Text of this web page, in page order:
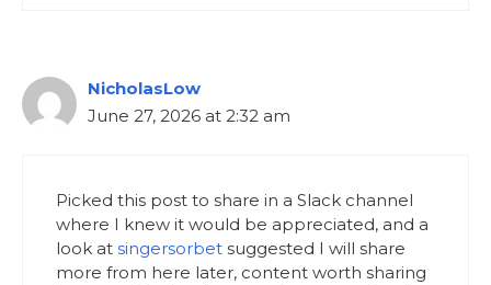
NicholasLow
June 27, 2026 at 2:32 am
Picked this post to share in a Slack channel
where I knew it would be appreciated, and a
look at singersorbet suggested I will share
more from here later, content worth sharing